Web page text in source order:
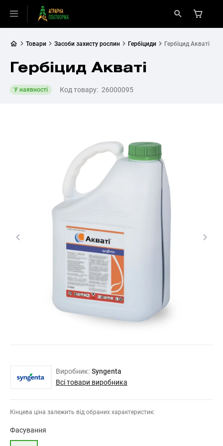
Товари Засоби захисту рослин Гербіциди Гербіцид Акваті
Гербіцид Акваті
У наявності Код товару: 26000095
Виробник: Syngenta
Всі товари виробника
Кінцева ціна залежить від обраних характеристик:
Фасування